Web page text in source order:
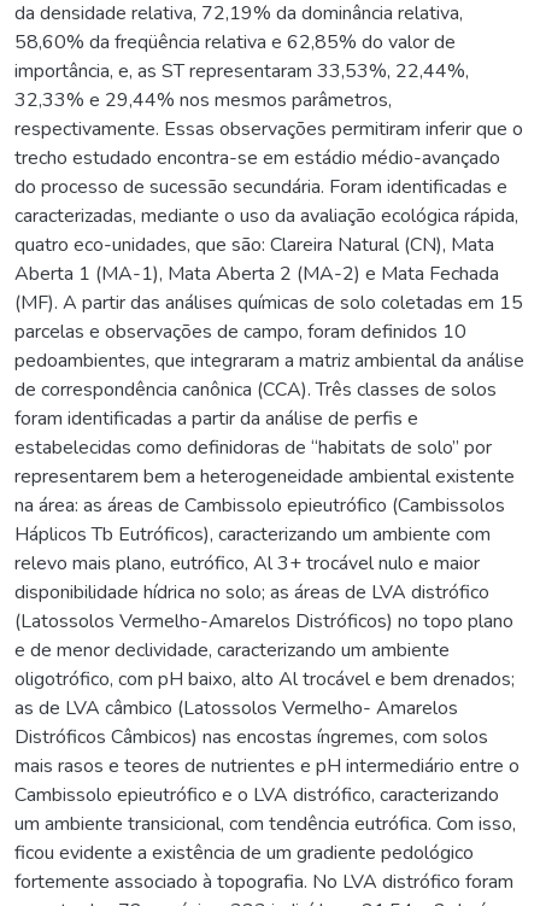
da densidade relativa, 72,19% da dominância relativa,
58,60% da freqüência relativa e 62,85% do valor de
importância, e, as ST representaram 33,53%, 22,44%,
32,33% e 29,44% nos mesmos parâmetros,
respectivamente. Essas observações permitiram inferir que o
trecho estudado encontra-se em estádio médio-avançado
do processo de sucessão secundária. Foram identificadas e
caracterizadas, mediante o uso da avaliação ecológica rápida,
quatro eco-unidades, que são: Clareira Natural (CN), Mata
Aberta 1 (MA-1), Mata Aberta 2 (MA-2) e Mata Fechada
(MF). A partir das análises químicas de solo coletadas em 15
parcelas e observações de campo, foram definidos 10
pedoambientes, que integraram a matriz ambiental da análise
de correspondência canônica (CCA). Três classes de solos
foram identificadas a partir da análise de perfis e
estabelecidas como definidoras de “habitats de solo” por
representarem bem a heterogeneidade ambiental existente
na área: as áreas de Cambissolo epieutrófico (Cambissolos
Háplicos Tb Eutróficos), caracterizando um ambiente com
relevo mais plano, eutrófico, Al 3+ trocável nulo e maior
disponibilidade hídrica no solo; as áreas de LVA distrófico
(Latossolos Vermelho-Amarelos Distróficos) no topo plano
e de menor declividade, caracterizando um ambiente
oligotrófico, com pH baixo, alto Al trocável e bem drenados;
as de LVA câmbico (Latossolos Vermelho- Amarelos
Distróficos Câmbicos) nas encostas íngremes, com solos
mais rasos e teores de nutrientes e pH intermediário entre o
Cambissolo epieutrófico e o LVA distrófico, caracterizando
um ambiente transicional, com tendência eutrófica. Com isso,
ficou evidente a existência de um gradiente pedológico
fortemente associado à topografia. No LVA distrófico foram